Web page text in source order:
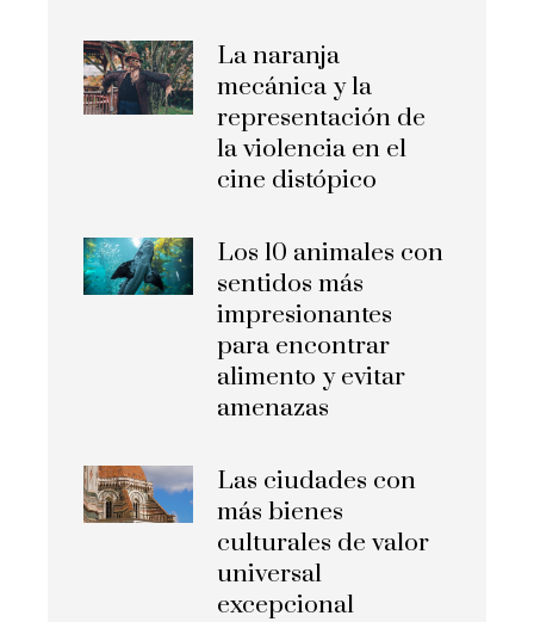
La naranja
mecánica y la
representación de
la violencia en el
cine distópico
Los 10 animales con
sentidos más
impresionantes
para encontrar
alimento y evitar
amenazas
Las ciudades con
más bienes
culturales de valor
universal
excepcional